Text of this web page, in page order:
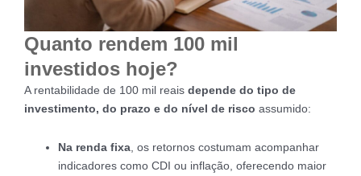
Quanto rendem 100 mil
investidos hoje?
A rentabilidade de 100 mil reais depende do tipo de
investimento, do prazo e do nível de risco assumido:
Na renda fixa , os retornos costumam acompanhar
indicadores como CDI ou inflação, oferecendo maior